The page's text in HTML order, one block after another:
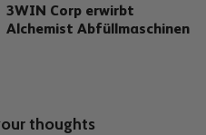
3WIN Corp erwirbt
Alchemist Abfüllmaschinen
thoughts